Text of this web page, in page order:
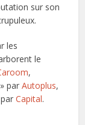
sur son
les
le
,
» parAutoplus,
parCapital.